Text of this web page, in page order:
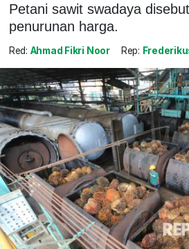
Petani sawit swadaya
penurunan harga.
Red: Ahmad Fikri Noor Rep: